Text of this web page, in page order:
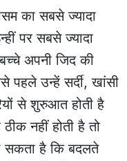
का सबसे ज्यादा
पर सबसे ज्यादा
अपनी जिद की
पहले उन्हें सर्दी, खांसी
से शुरुआत होती है
नहीं होती है तो
सकता है कि बदलते